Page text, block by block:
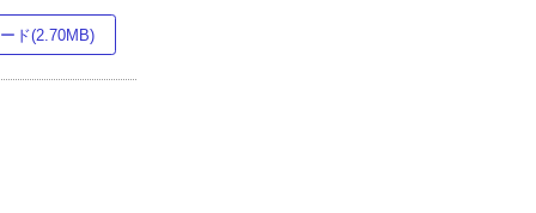
ド(2.70MB)